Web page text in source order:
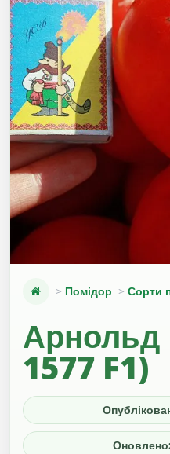
Помідор Сорти
Арнольд
1577 F1)